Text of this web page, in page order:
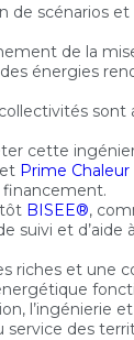
de scénarios
de la
énergies
sont
cette
et Prime Chaleur
financement.
BISEE®,
suivi et d’aide
riches et une
l’ingénierie
service des